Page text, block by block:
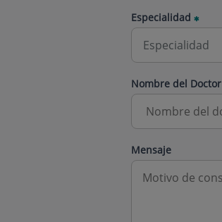
Especialidad
Nombre del Doctor
Mensaje